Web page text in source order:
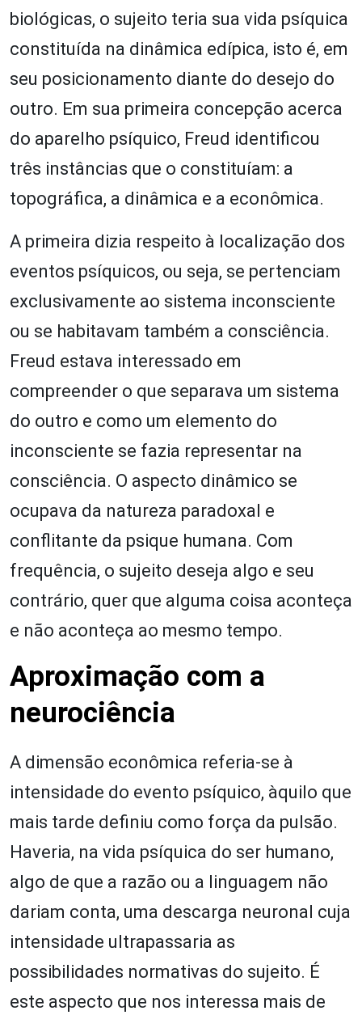
biológicas, o sujeito teria sua vida psíquica
constituída na dinâmica edípica, isto é, em
seu posicionamento diante do desejo do
outro. Em sua primeira concepção acerca
do aparelho psíquico, Freud identificou
três instâncias que o constituíam: a
topográfica, a dinâmica e a econômica.
A primeira dizia respeito à localização dos
eventos psíquicos, ou seja, se pertenciam
exclusivamente ao sistema inconsciente
ou se habitavam também a consciência.
Freud estava interessado em
compreender o que separava um sistema
do outro e como um elemento do
inconsciente se fazia representar na
consciência. O aspecto dinâmico se
ocupava da natureza paradoxal e
conflitante da psique humana. Com
frequência, o sujeito deseja algo e seu
contrário, quer que alguma coisa aconteça
e não aconteça ao mesmo tempo.
Aproximação com a
neurociência
A dimensão econômica referia-se à
intensidade do evento psíquico, àquilo que
mais tarde definiu como força da pulsão.
Haveria, na vida psíquica do ser humano,
algo de que a razão ou a linguagem não
dariam conta, uma descarga neuronal cuja
intensidade ultrapassaria as
possibilidades normativas do sujeito. É
este aspecto que nos interessa mais de